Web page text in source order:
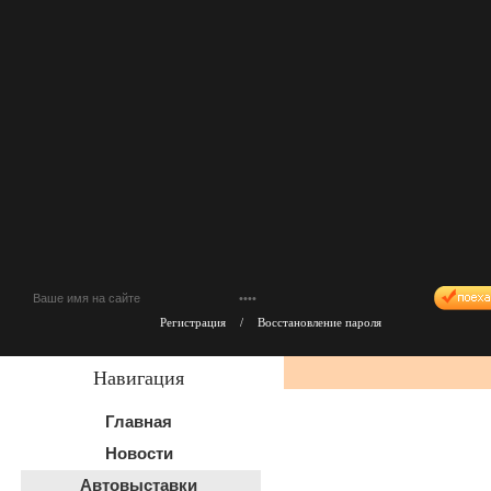
Регистрация / Восстановление пароля
Навигация
Главная
Новости
Автовыставки